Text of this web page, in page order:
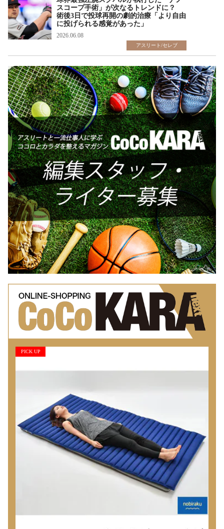
スコープ手術」が次なるトレンドに？
術後3日で投球再開の劇的治療「より自由
に投げられる感覚があった」
2026.06.08
アスリート/セレブ
PICK UP